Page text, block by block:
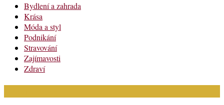
Bydlení a zahrada
Krása
Móda a styl
Podnikání
Stravování
Zajímavosti
Zdraví